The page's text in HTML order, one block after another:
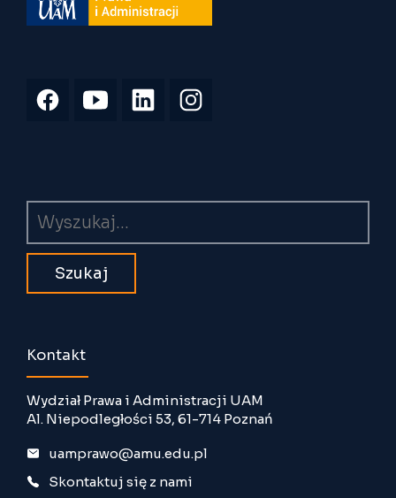
Wyszukiwarka
Kontakt
Wydział Prawa i Administracji UAM
Al. Niepodległości 53, 61-714 Poznań
uamprawo@amu.edu.pl
Skontaktuj się z nami